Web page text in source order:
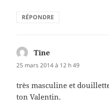
RÉPONDRE
Tine
25 mars 2014 à 12 h 49
très masculine et
ton Valentin.